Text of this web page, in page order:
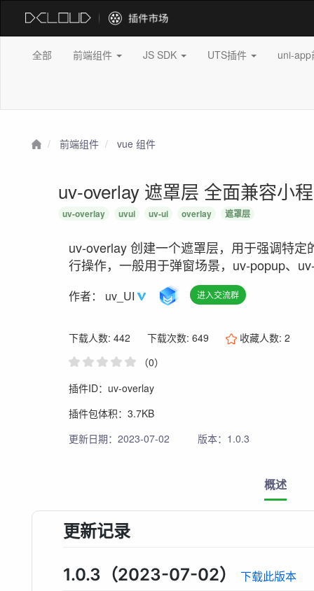
全部 前端组件 JS SDK UTS插件 uni-
前端组件 vue 组件
uv-overlay 遮罩层 全面兼容小
uv-overlay uvui uv-ui overlay 遮罩层
uv-overlay 创建一个遮罩层，用于强调特
行操作，一般用于弹窗场景，uv-popup、
作者： uv_UI 进入交流群
下载人数: 442 下载次数: 649 收藏人数:2
（0）
插件ID：uv-overlay
插件包体积：3.7KB
更新日期：2023-07-02
版本：1.0.3
概述
更新记录
1.0.3（2023-07-02） 下载此版本